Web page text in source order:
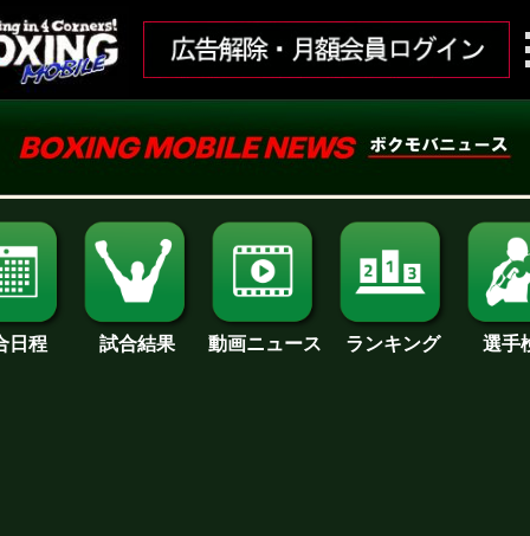
日程 試合結果 動画ニュース ランキング 選手